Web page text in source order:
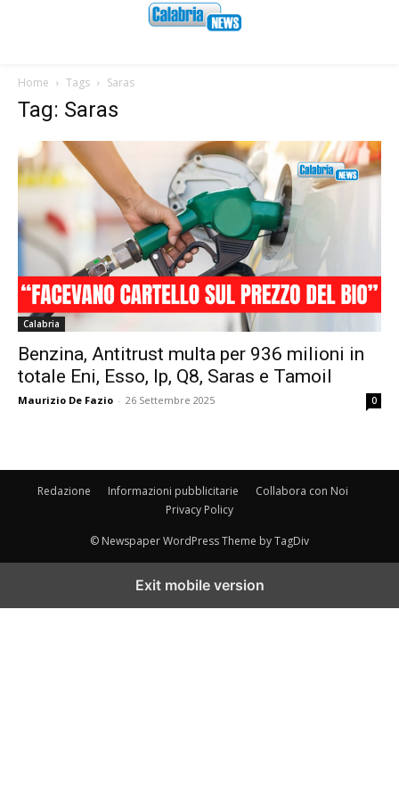
Home Tags Saras
Tag: Saras
Calabria
Benzina, Antitrust multa per 936 milioni in
totale Eni, Esso, Ip, Q8, Saras e Tamoil
Maurizio De Fazio - 26 Settembre 2025 0
Redazione Informazioni pubblicitarie
Collabora con Noi
Privacy Policy
© Newspaper WordPress Theme by TagDiv
Exit mobile version